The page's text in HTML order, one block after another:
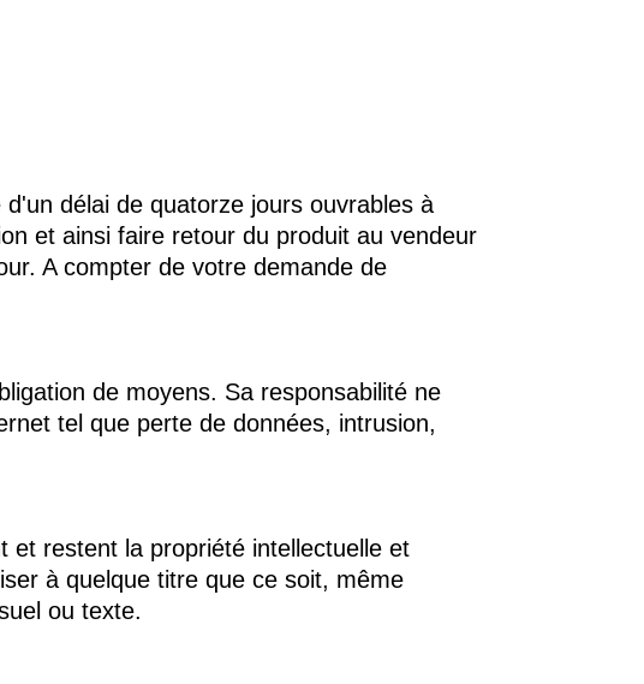
délai de quatorze jours ouvrables à
et ainsi faire retour du produit au vendeur
A compter de votre demande de
de moyens. Sa responsabilité ne
tel que perte de données, intrusion,
et restent la propriété intellectuelle et
à quelque titre que ce soit, même
ou texte.